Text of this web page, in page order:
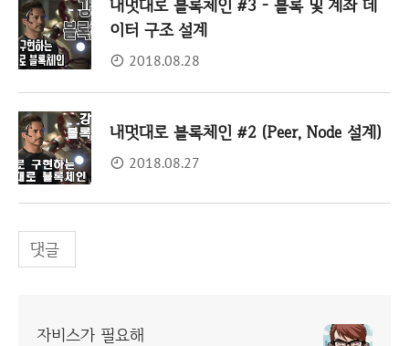
내멋대로 블록체인 #3 - 블록 및 계좌 데
이터 구조 설계
2018.08.28
내멋대로 블록체인 #2 (Peer, Node 설계)
2018.08.27
댓글
자비스가 필요해